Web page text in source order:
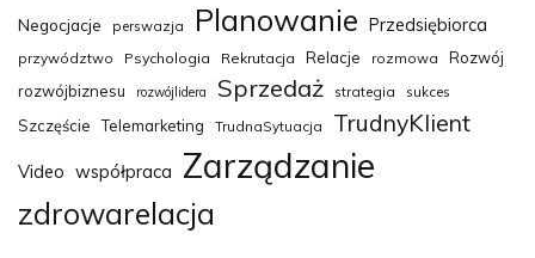
Negocjacje perswazja Planowanie Przedsiębiorca
przywództwo Psychologia Rekrutacja Relacje rozmowa
Rozwój
rozwójbiznesu
rozwójlidera Sprzedaż strategia sukces
Szczęście Telemarketing TrudnaSytuacja TrudnyKlient
Video współpraca Zarządzanie
zdrowarelacja